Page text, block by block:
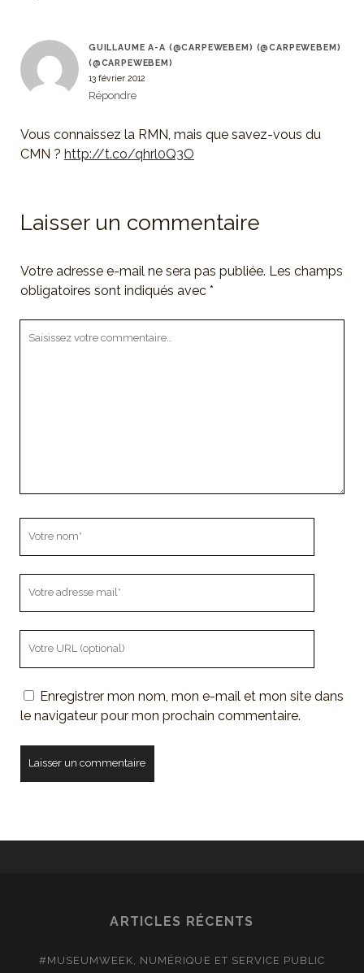
GUILLAUME A-A (@CARPEWEBEM) (@CARPEWEBEM)
(@CARPEWEBEM)
13 février 2012
Répondre
Vous connaissez la RMN, mais que savez-vous du
CMN ? http://t.co/qhrl0Q3O
Laisser un commentaire
Votre adresse e-mail ne sera pas publiée. Les champs
obligatoires sont indiqués avec *
site Enregistrer mon nom, mon e-mail et mon site dans
le navigateur pour mon prochain commentaire.
ARTICLES RÉCENTS
#MUSEUMWEEK, NUMÉRIQUE ET SERVICE PUBLIC